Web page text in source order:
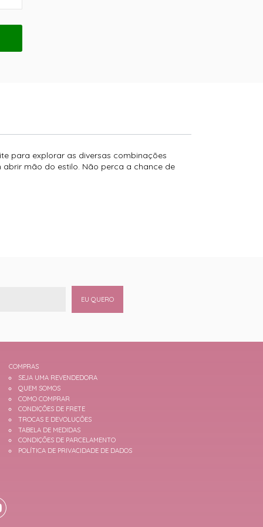
para explorar as diversas combinações
mão do estilo. Não perca a chance de
EU QUERO
COMPRAS
SEJA UMA REVENDEDORA
QUEM SOMOS
COMO COMPRAR
CONDIÇÕES DE FRETE
TROCAS E DEVOLUÇÕES
TABELA DE MEDIDAS
CONDIÇÕES DE PARCELAMENTO
POLÍTICA DE PRIVACIDADE DE DADOS